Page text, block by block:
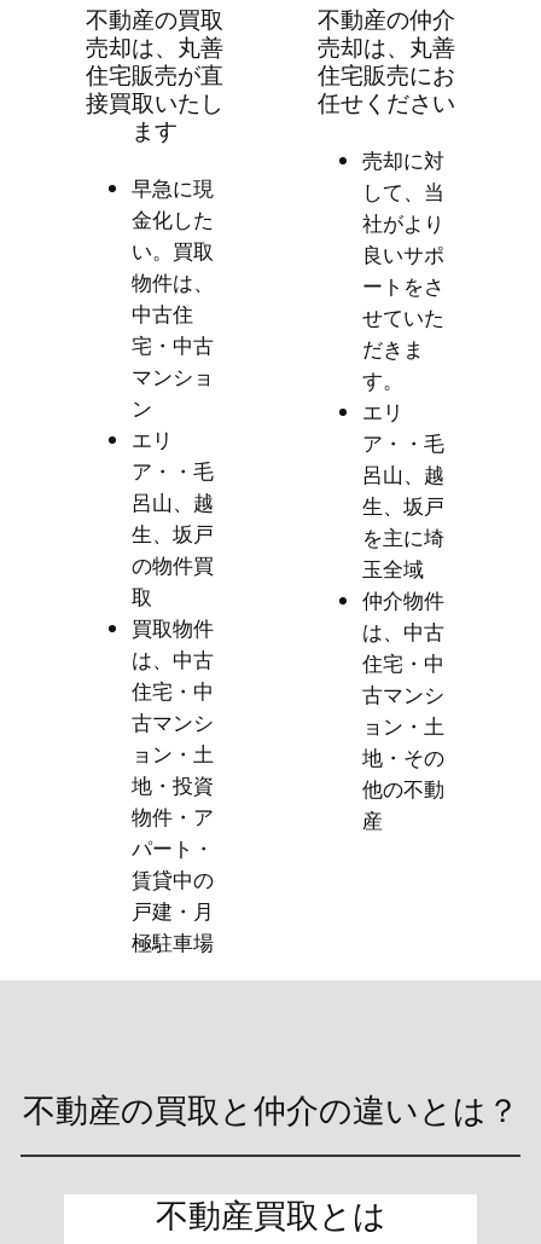
不動産の買取
売却は、丸善
住宅販売が直
接買取いたし
ます
早急に現
金化した
い。買取
物件は、
中古住
宅・中古
マンショ
ン
エリ
ア・・毛
呂山、越
生、坂戸
の物件買
取
買取物件
は、中古
住宅・中
古マンシ
ョン・土
地・投資
物件・ア
パート・
賃貸中の
戸建・月
極駐車場
不動産の仲介
売却は、丸善
住宅販売にお
任せください
売却に対
して、当
社がより
良いサポ
ートをさ
せていた
だきま
す。
エリ
ア・・毛
呂山、越
生、坂戸
を主に埼
玉全域
仲介物件
は、中古
住宅・中
古マンシ
ョン・土
地・その
他の不動
産
不動産の買取と仲介の違いとは？
不動産買取とは